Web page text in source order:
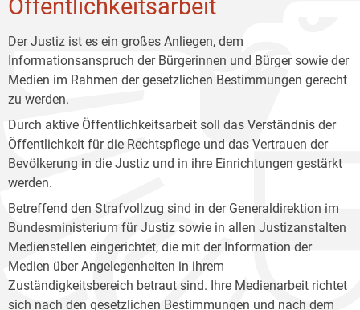
Öffentlichkeitsarbeit
Der Justiz ist es ein großes Anliegen, dem
Informationsanspruch der Bürgerinnen und Bürger sowie der
Medien im Rahmen der gesetzlichen Bestimmungen gerecht
zu werden.
Durch aktive Öffentlichkeitsarbeit soll das Verständnis der
Öffentlichkeit für die Rechtspflege und das Vertrauen der
Bevölkerung in die Justiz und in ihre Einrichtungen gestärkt
werden.
Betreffend den Strafvollzug sind in der Generaldirektion im
Bundesministerium für Justiz sowie in allen Justizanstalten
Medienstellen eingerichtet, die mit der Information der
Medien über Angelegenheiten in ihrem
Zuständigkeitsbereich betraut sind. Ihre Medienarbeit richtet
sich nach den gesetzlichen Bestimmungen und nach dem